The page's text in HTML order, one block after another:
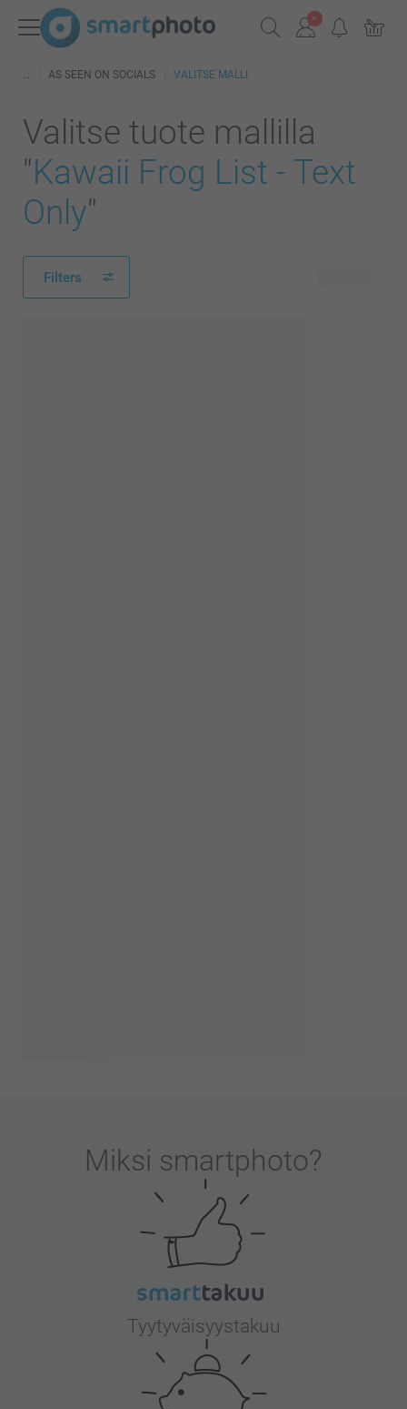
AS SEEN ON SOCIALS VALITSE MALLI
Valitse tuote mallilla
"Kawaii Frog List - Text
Only"
Filters
Miksi smartphoto?
Tyytyväisyystakuu